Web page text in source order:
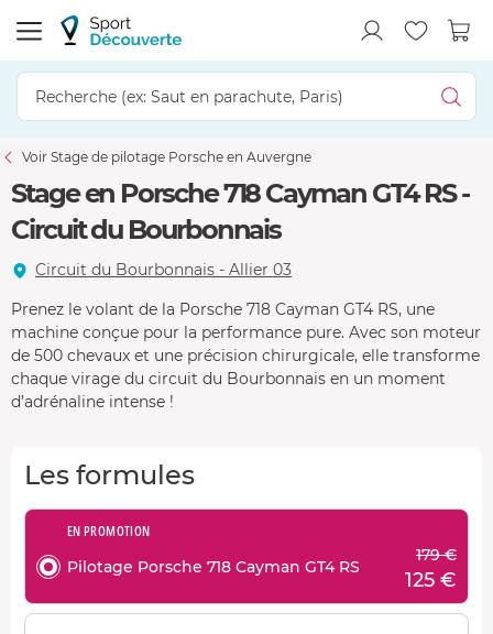
Voir Stage de pilotage Porsche en Auvergne
Stage en Porsche 718 Cayman GT4 RS -
Circuit du Bourbonnais
Circuit du Bourbonnais - Allier 03
Prenez le volant de la Porsche 718 Cayman GT4 RS, une
machine conçue pour la performance pure. Avec son moteur
de 500 chevaux et une précision chirurgicale, elle transforme
chaque virage du circuit du Bourbonnais en un moment
d’adrénaline intense !
Les formules
EN PROMOTION
Pilotage Porsche 718 Cayman GT4 RS
179 €
125 €